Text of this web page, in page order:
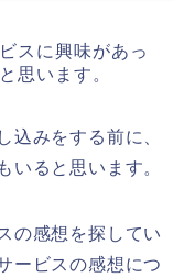
スに興味があっ
思います。
込みをする前に、
いると思います。
の感想を探してい
ービスの感想につ